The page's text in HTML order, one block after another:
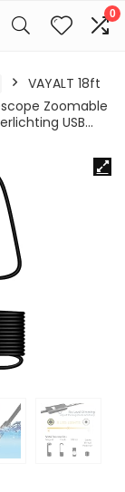
0
VAYALT 18ft
Zoomable
USB…